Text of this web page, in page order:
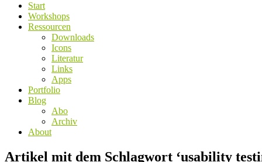
Start
Workshops
Ressourcen
Downloads
Icons
Literatur
Links
Apps
Portfolio
Blog
Abo
Archiv
About
Artikel mit dem Schlagwort ‘usability